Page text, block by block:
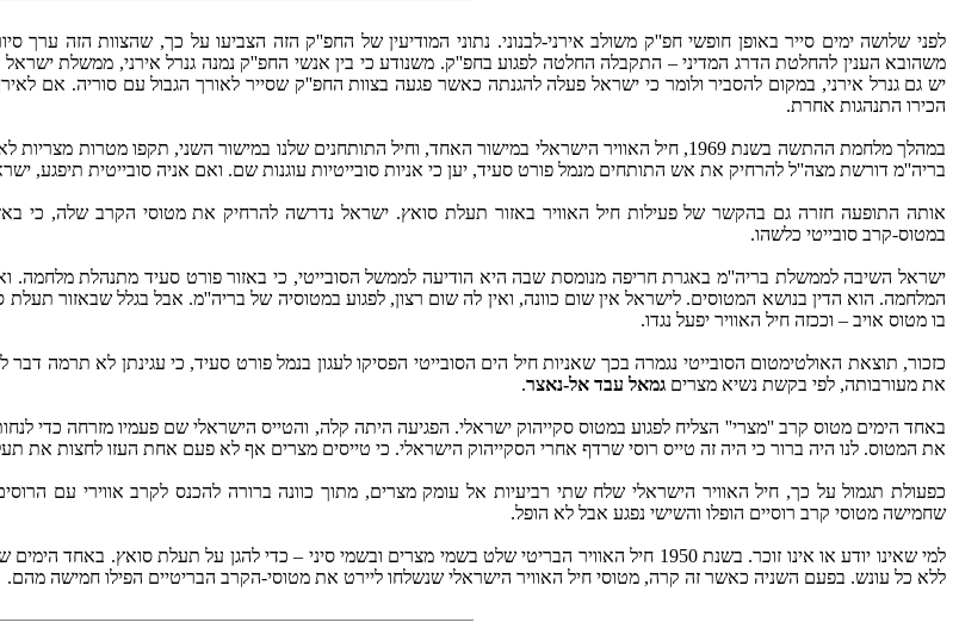
לפני שלושה ימים סייר באופן חופשי חפ''ק משולב אירני-לבנוני. נתוני המודיעין של החפ''ק הזה הצביעו על כך, שהצוות הזה ערך
משהובא הענין להחלטת הדרג המדיני – התקבלה החלטה לפגוע בחפ''ק. משנודע כי בין אנשי החפ''ק נמנה גנרל אירני, ממשלת
יש גם גנרל אירני, במקום להסביר ולומר כי ישראל פעלה להגנתה כאשר פגעה בצוות החפ''ק שסייר לאורך הגבול עם סוריה. אם
הכירו התנהגות אחרת.
במהלך מלחמת ההתשה בשנת 1969, חיל האוויר הישראלי במישור האחד, וחיל התותחנים שלנו במישור השני,
בריה''מ דורשת מצה''ל להרחיק את אש התותחים מנמל פורט סעיד, יען כי אניות סובייטיות עוגנות שם. ואם אניה סובייטית תיפגע,
אותה התופעה חזרה גם בהקשר של פעילות חיל האוויר באזור תעלת סואץ. ישראל נדרשה להרחיק את מטוסי הקרב שלה, כי
במטוס-קרב סובייטי כלשהו.
ישראל השיבה לממשלת בריה''מ באגרת חריפה מנומסת שבה היא הודיעה לממשל הסובייטי, כי באזור פורט סעיד מתנהלת
בו מטוס אויב – וככזה חיל האוויר יפעל נגדו.
כזכור, תוצאת האולטימטום הסובייטי נגמרה בכך שאניות חיל הים הסובייטי הפסיקו לעגון בנמל פורט סעיד, כי עגינתן לא תרמה
את מעורבותה, לפי בקשת נשיא מצרים גמאל עבד אל-נאצר.
באחד הימים מטוס קרב ''מצרי'' הצליח לפגוע במטוס סקייהוק ישראלי. הפגיעה היתה קלה, והטייס הישראלי שם פעמיו מזרחה כדי
את המטוס. לנו היה ברור כי היה זה טייס רוסי שרדף אחרי הסקייהוק הישראלי. כי טייסים מצרים אף לא פעם אחת העזו לחצות את
כפעולת תגמול על כך, חיל האוויר הישראלי שלח שתי רביעיות אל עומק מצרים, מתוך כוונה ברורה להכנס לקרב אווירי עם
שחמישה מטוסי קרב רוסיים הופלו והשישי נפגע אבל לא הופל.
למי שאינו יודע או אינו זוכר. בשנת 1950 חיל האוויר הבריטי שלט בשמי מצרים ובשמי סיני – כדי להגן על
ללא כל עונש. בפעם השניה כאשר זה קרה, מטוסי חיל האוויר הישראלי שנשלחו ליירט את מטוסי-הקרב הבריטיים הפילו חמישה מהם.